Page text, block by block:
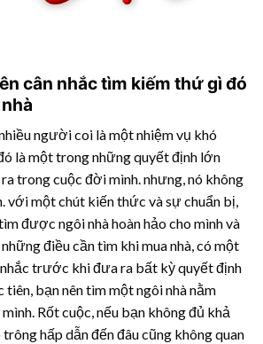
cân nhắc tìm kiếm thứ gì đó
người coi là một nhiệm vụ khó
là một trong những quyết định lớn
trong cuộc đời mình. nhưng, nó không
với một chút kiến ​​thức và sự chuẩn bị,
được ngôi nhà hoàn hảo cho mình và
điều cần tìm khi mua nhà, có một
nhắc trước khi đưa ra bất kỳ quyết định
bạn nên tìm một ngôi nhà nằm
Rốt cuộc, nếu bạn không đủ khả
trông hấp dẫn đến đâu cũng không quan